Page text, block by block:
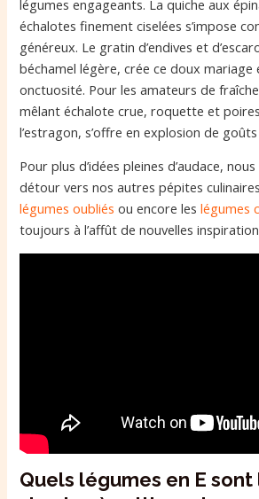
légumes engageants. La quiche aux
échalotes finement ciselées s’impose
généreux. Le gratin d’endives et
béchamel légère, crée ce doux
onctuosité. Pour les amateurs de
mêlant échalote crue, roquette et
l’estragon, s’offre en explosion de
Pour plus d’idées pleines d’audace,
détour vers nos autres pépites
légumes oubliés ou encore leslégumes
toujours à l’affût de nouvelles
Quels légumes en E sont